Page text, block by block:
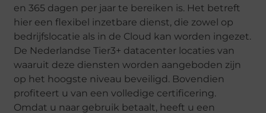
en 365 dagen per jaar te bereiken is. Het betreft
hier een flexibel inzetbare dienst, die zowel op
bedrijfslocatie als in de Cloud kan worden ingezet.
De Nederlandse Tier3+ datacenter locaties van
waaruit deze diensten worden aangeboden zijn
op het hoogste niveau beveiligd. Bovendien
profiteert u van een volledige certificering.
Omdat u naar gebruik betaalt, heeft u een